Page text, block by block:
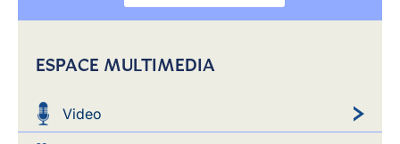
ESPACE MULTIMEDIA
Video